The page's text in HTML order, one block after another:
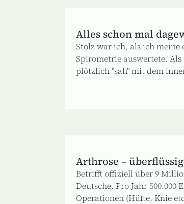
Alles schon mal
Stolz war ich, als ich meine
Spirometrie auswertete. Als
plötzlich "sah" mit dem
Arthrose –
Betrifft offiziell über 9
Deutsche. Pro Jahr 500.000
Operationen (Hüfte, Knie